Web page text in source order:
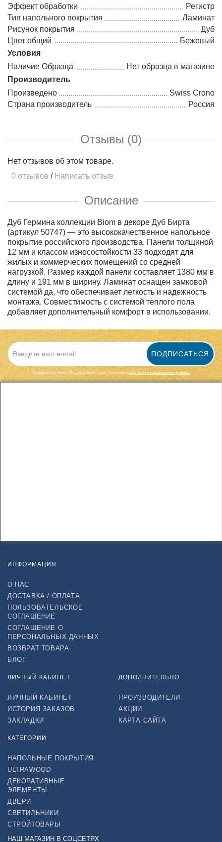
Эффект обработки
Регистр
Тип напольного покрытия
Ламинат
Рисунок покрытия
Дуб
Цвет общий
Бежевый
Условия
Наличие Образца
Нет образца в магазине
Производитель
Произведено
Swiss Crono
Страна производитель
Россия
Отзывы (0)
Нет отзывов об этом товаре.
0 отзывов / Написать отзыв
Описание
Дуб Гермина коллекции Biom в декоре Дуб Бирта
(артикул 50747) — это высококачественное напольное
покрытие российского производства. Панели толщиной
12 мм и классом износостойкости 33 подходят для
жилых и коммерческих помещений со средней
нагрузкой. Размер каждой панели составляет 1380 мм в
длину и 191 мм в ширину. Ламинат оснащен замковой
системой да, что обеспечивает легкость и надежность
монтажа. Совместимость с системой теплого пола
добавляет дополнительный комфорт в использовании.
ПОДПИСАТЬСЯ
Нажимая на кнопку «Подписаться», я даю cогласие на обработку персональных данных.
ИНФОРМАЦИЯ
О НАС
ДОСТАВКА / ОПЛАТА
ПОЛЬЗОВАТЕЛЬСКОЕ
СОГЛАШЕНИЕ
СОГЛАШЕНИЕ О
ПЕРСОНАЛЬНЫХ ДАННЫХ
ВОЗВРАТ ТОВАРА
БЛОГ
ЛИЧНЫЙ КАБИНЕТ
ЛИЧНЫЙ КАБИНЕТ
ИСТОРИЯ ЗАКАЗОВ
ЗАКЛАДКИ
ДОПОЛНИТЕЛЬНО
ПРОИЗВОДИТЕЛИ
АКЦИИ
КАРТА САЙТА
КАТЕГОРИИ
НАПОЛЬНЫЕ ПОКРЫТИЯ
ULTRAWOOD
ДЕКОРАТИВНЫЕ
ЭЛЕМЕНТЫ
ДВЕРИ
СВЕТИЛЬНИКИ
СТРОЙТОВАРЫ
НАШ МАГАЗИН В СОЦСЕТЯХ